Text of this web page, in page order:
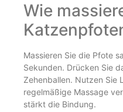
Wie
Massieren Sie die Pfote
Sekunden. Drücken Sie
Zehenballen. Nutzen Sie
regelmäßige Massage
stärkt die Bindung.